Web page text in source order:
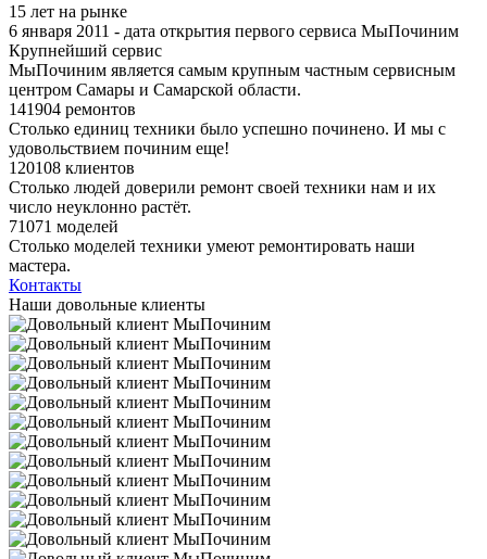
15 лет на рынке
6 января 2011 - дата открытия первого сервиса МыПочиним
Крупнейший сервис
МыПочиним является самым крупным частным сервисным
центром Самары и Самарской области.
141904 ремонтов
Столько единиц техники было успешно починено. И мы с
удовольствием починим еще!
120108 клиентов
Столько людей доверили ремонт своей техники нам и их
число неуклонно растёт.
71071 моделей
Столько моделей техники умеют ремонтировать наши
мастера.
Контакты
Наши довольные клиенты